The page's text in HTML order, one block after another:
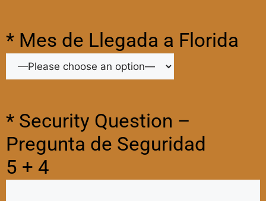
* Mes de Llegada a Florida
* Security Question –
Pregunta de Seguridad
5 + 4